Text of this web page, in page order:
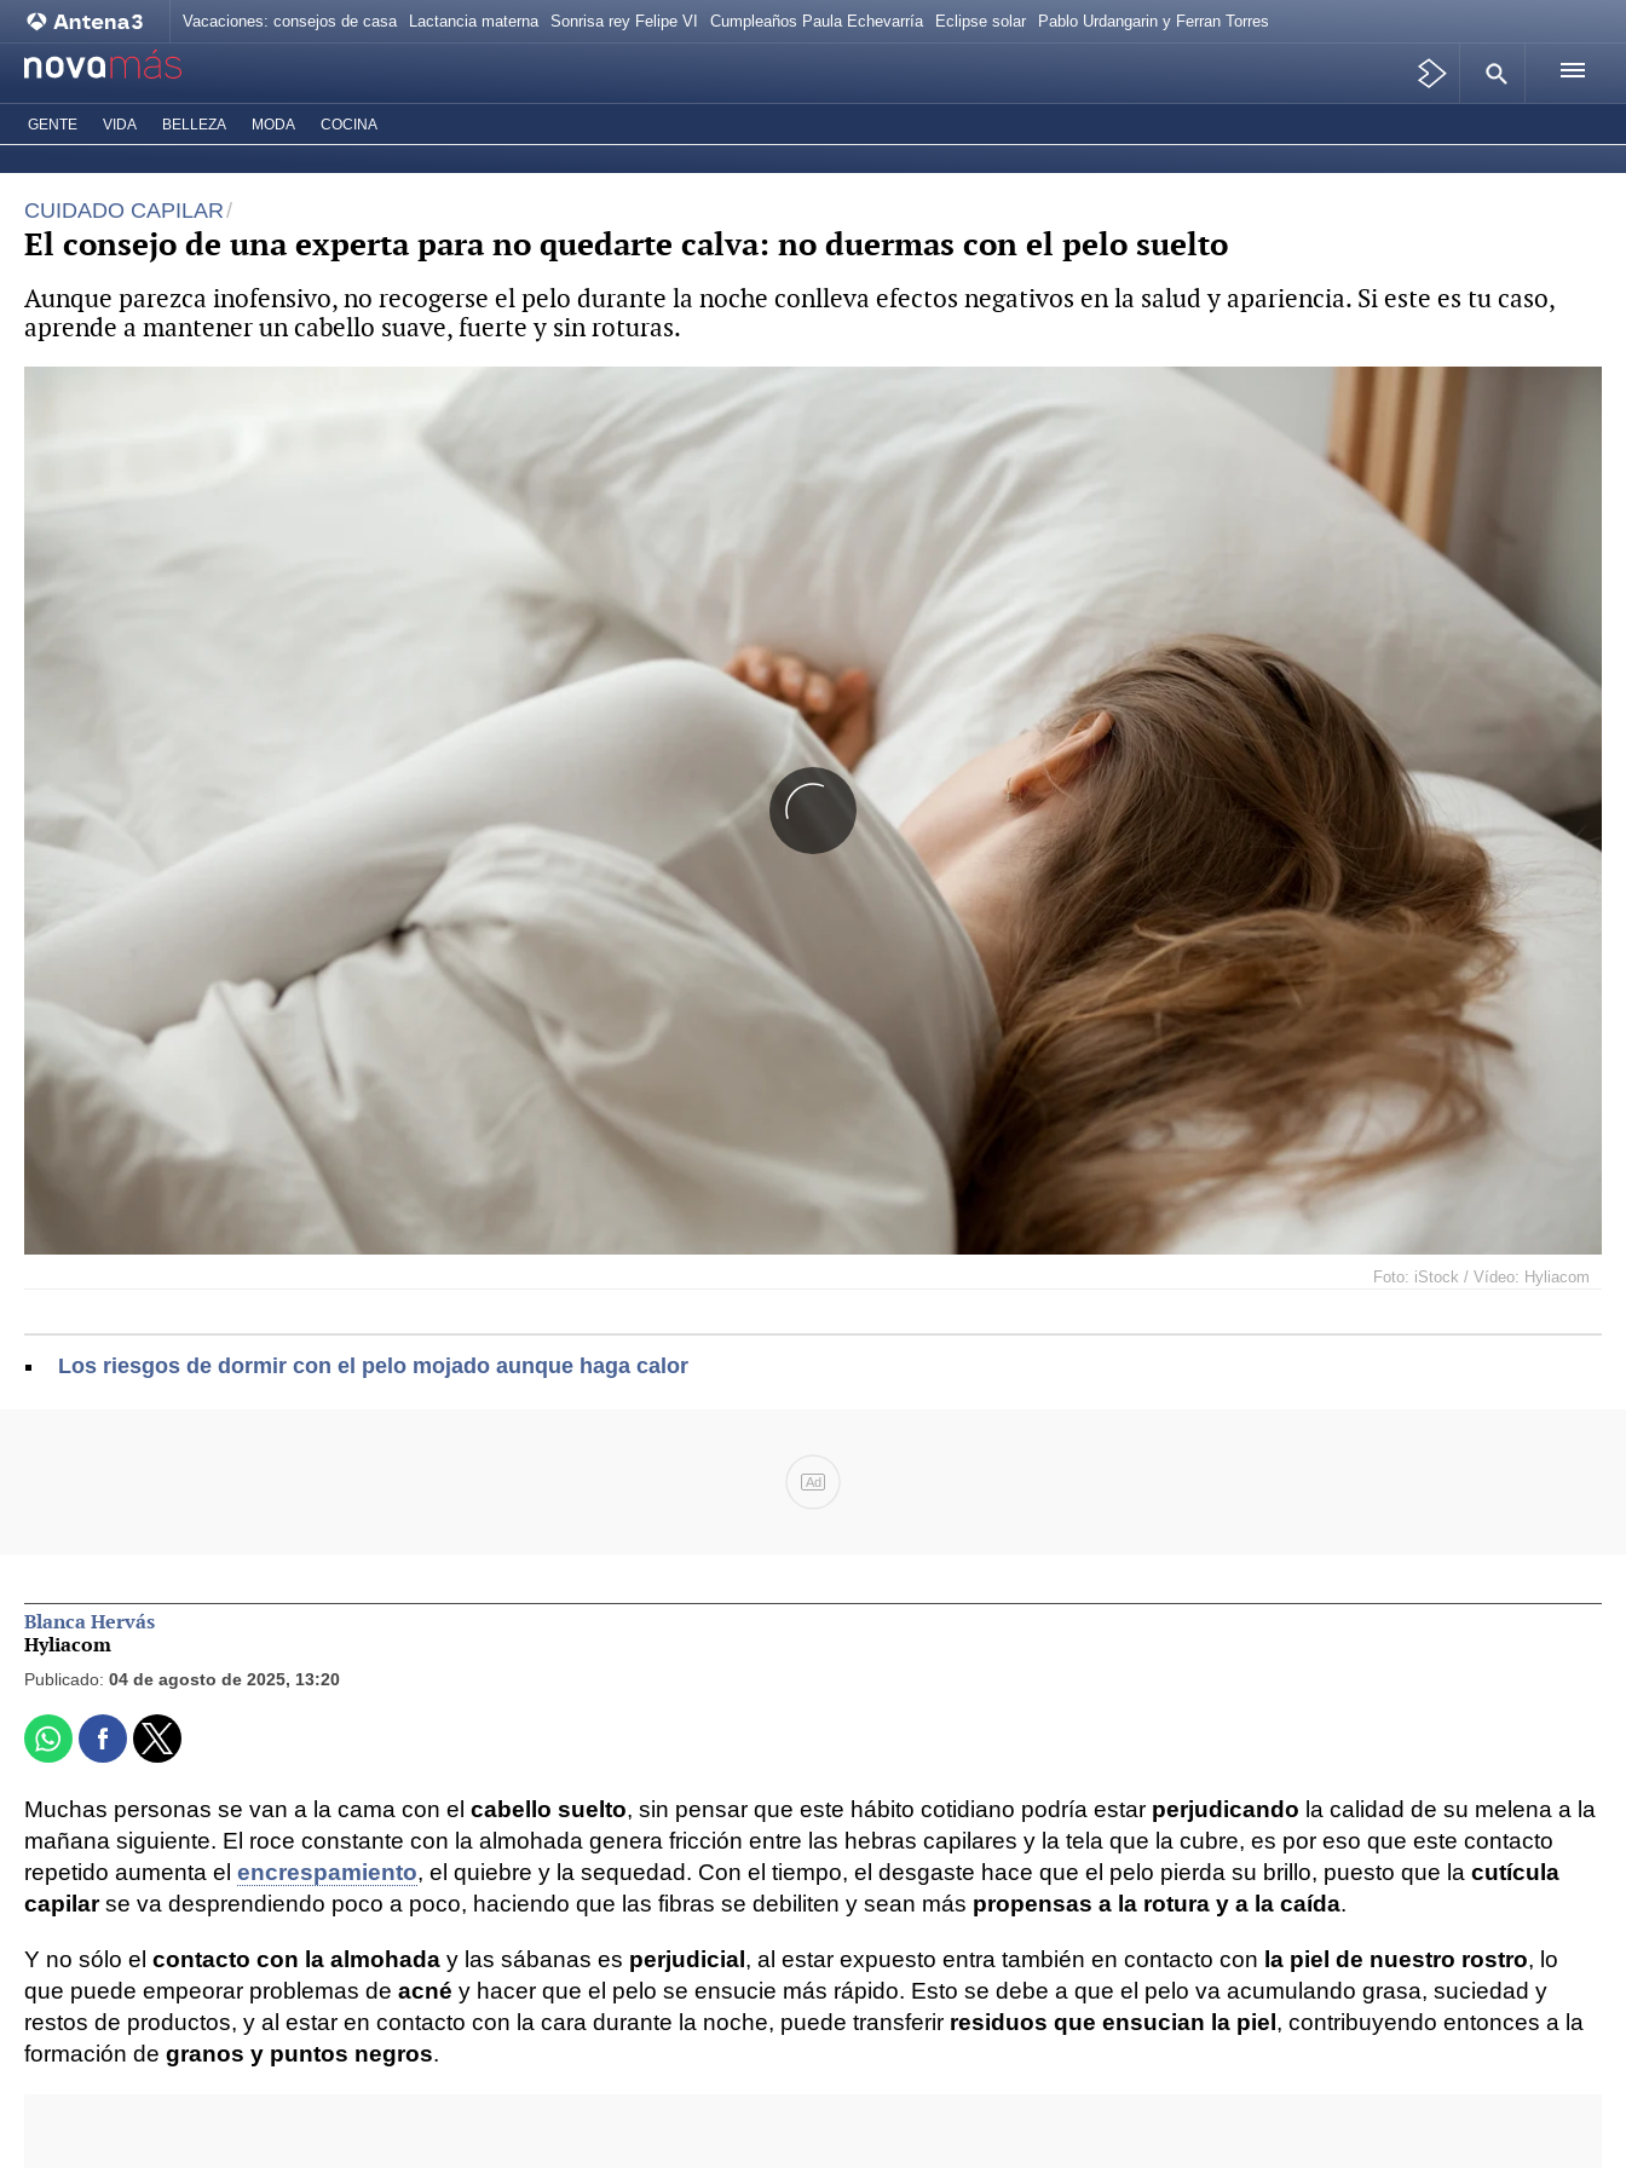
Vacaciones: consejos de casa Lactancia materna Sonrisa rey Felipe VI Cumpleaños Paula Echevarría Eclipse solar Pablo Urdangarin y Ferran Torres
GENTE VIDA BELLEZA MODA COCINA
CUIDADO CAPILAR
El consejo de una experta para no quedarte calva: no duermas con el pelo suelto
Aunque parezca inofensivo, no recogerse el pelo durante la noche conlleva efectos negativos en la salud y apariencia. Si este es tu caso,
aprende a mantener un cabello suave, fuerte y sin roturas.
Foto: iStock / Vídeo: Hyliacom
Los riesgos de dormir con el pelo mojado aunque haga calor
Ad
Blanca Hervás
Hyliacom
Publicado: 04 de agosto de 2025, 13:20
Muchas personas se van a la cama con el cabello suelto, sin pensar que este hábito cotidiano podría estar perjudicando la calidad de su melena a la
mañana siguiente. El roce constante con la almohada genera fricción entre las hebras capilares y la tela que la cubre, es por eso que este contacto
repetido aumenta el encrespamiento, el quiebre y la sequedad. Con el tiempo, el desgaste hace que el pelo pierda su brillo, puesto que la cutícula
capilarse va desprendiendo poco a poco, haciendo que las fibras se debiliten y sean más propensas a la rotura y a la caída.
Y no sólo el contacto con la almohada y las sábanas es perjudicial, al estar expuesto entra también en contacto con la piel de nuestro rostro, lo
que puede empeorar problemas de acné y hacer que el pelo se ensucie más rápido. Esto se debe a que el pelo va acumulando grasa, suciedad y
restos de productos, y al estar en contacto con la cara durante la noche, puede transferir residuos que ensucian la piel, contribuyendo entonces a la
formación de granos y puntos negros.